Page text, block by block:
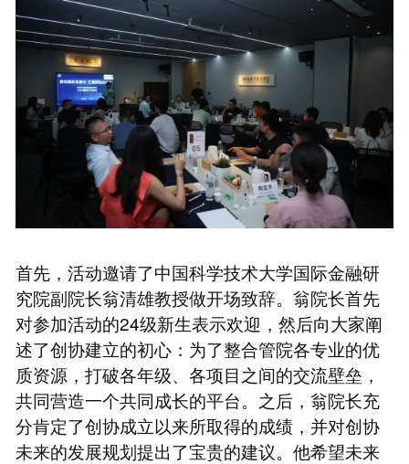
首先，活动邀请了中国科学技术大学国际金融研
究院副院长翁清雄教授做开场致辞。翁院长首先
对参加活动的24级新生表示欢迎，然后向大家阐
述了创协建立的初心：为了整合管院各专业的优
质资源，打破各年级、各项目之间的交流壁垒，
共同营造一个共同成长的平台。之后，翁院长充
分肯定了创协成立以来所取得的成绩，并对创协
未来的发展规划提出了宝贵的建议。他希望未来